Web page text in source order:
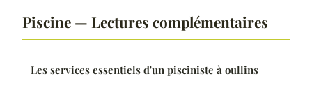
Piscine — Lectures complémentaires
Les services essentiels d'un pisciniste à oullins